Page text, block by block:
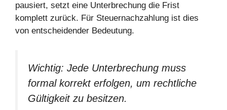
pausiert, setzt eine Unterbrechung die Frist
komplett zurück. Für Steuernachzahlung ist dies
von entscheidender Bedeutung.
Wichtig: Jede Unterbrechung muss
formal korrekt erfolgen, um rechtliche
Gültigkeit zu besitzen.